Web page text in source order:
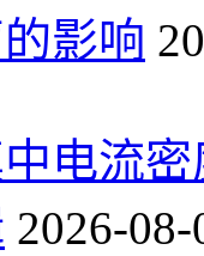
影响
电流
2026-